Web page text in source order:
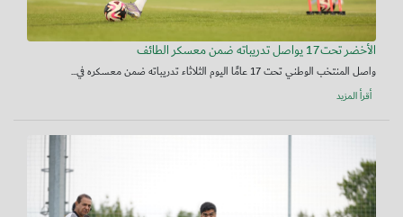
الأخضر تحت17 يواصل تدريباته ضمن معسكر الطائف
واصل المنتخب الوطني تحت 17 عامًا اليوم الثلاثاء تدريباته ضمن معسكره في...
أقرأ المزيد